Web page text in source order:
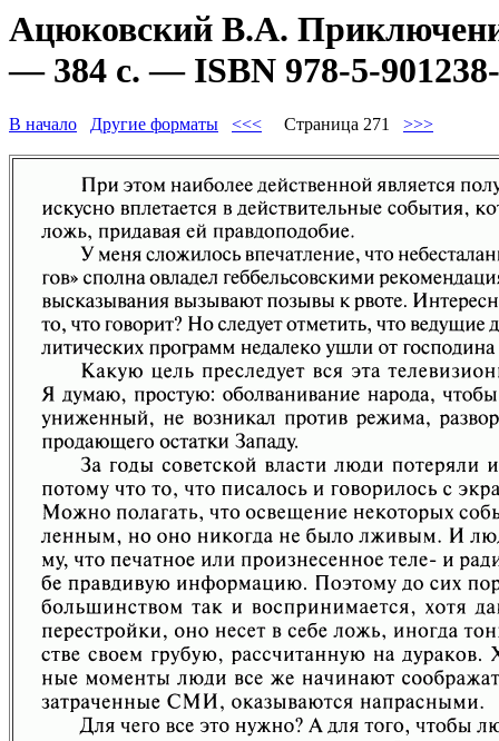
Ацюковский В.А.
— 384 с. — ISBN 978-5-
В начало Другие форматы <<< Страница 271 >>>